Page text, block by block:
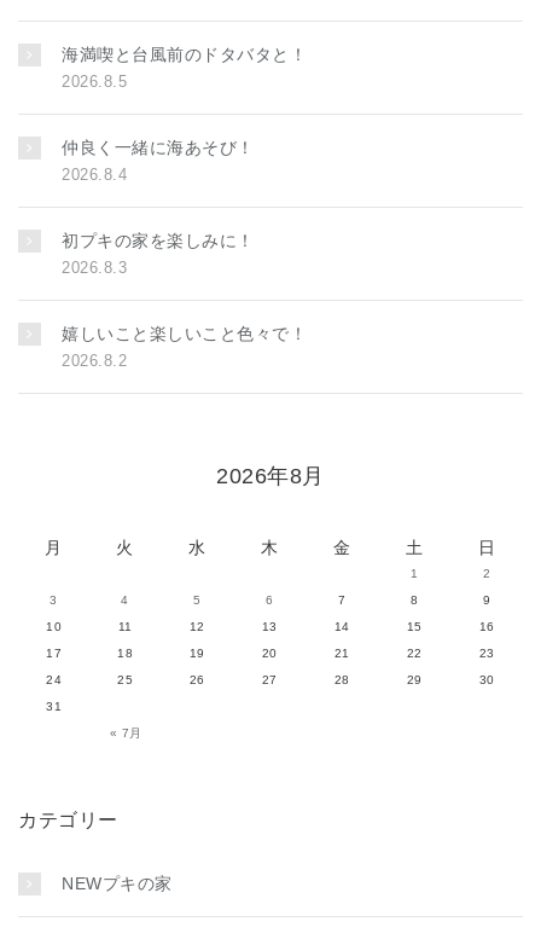
海満喫と台風前のドタバタと！
2026.8.5
仲良く一緒に海あそび！
2026.8.4
初プキの家を楽しみに！
2026.8.3
嬉しいこと楽しいこと色々で！
2026.8.2
2026年8月
月 火 水 木 金 土 日
« 7月
1
2
3
4 5 6 7 8
9
10
11 12 13 14 15
16
17
18 19 20 21 22
23
24
25 26 27 28 29
30
31
カテゴリー
NEWプキの家